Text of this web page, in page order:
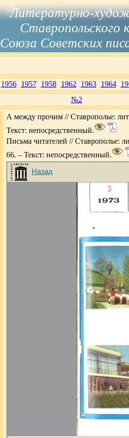
Литературно-
Ставропольского
Союза Советских
1956 1957 1958 1962 1963 1964
№2
А между прочим // Ставрополье:
Текст: непосредственный.
Письма читателей // Ставрополье:
66. – Текст: непосредственный.